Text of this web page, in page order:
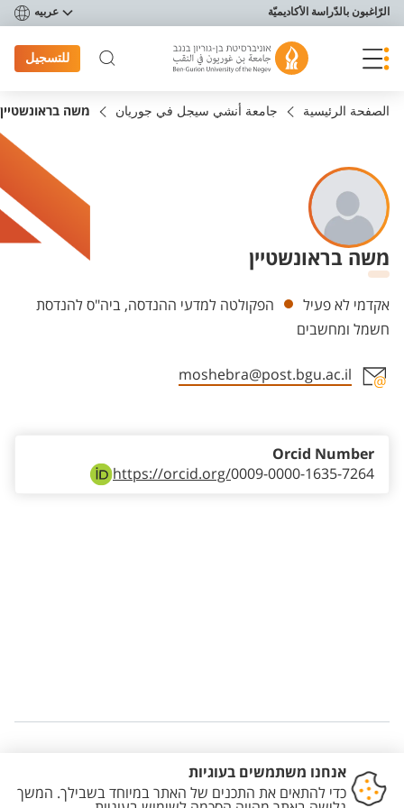
תפריט נגישות
الرّاغبون بالدّراسة الأكاديميّة عربيه
للتسجيل
الصفحة الرئيسية جامعة أنشي سيجل في جوريان משה בראונשטיין
משה בראונשטיין
Departments
אקדמי לא פעיל
הפקולטה למדעי ההנדסה, ביה"ס להנדסת
חשמל ומחשבים
moshebra@post.bgu.ac.il
https://orcid.org/0009-0000-1635-7264
Orcid Number